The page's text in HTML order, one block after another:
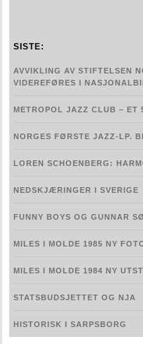
FORSKNING
LENKER
ENGLISH
SISTE:
AVVIKLING AV STIFTELSEN
VIDEREFØRES I
METROPOL JAZZ CLUB – ET
NORGES FØRSTE JAZZ-LP.
LOREN SCHOENBERG:
NEDSKJÆRINGER I SVERIGE
FUNNY BOYS OG GUNNAR
MILES I MOLDE 1985 NY
MILES I MOLDE 1984 NY
STATSBUDSJETTET OG NJA
HISTORISK I SARPSBORG